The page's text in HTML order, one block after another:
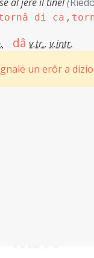
di ca ,
dâ v.tr., v.intr.
un erôr a